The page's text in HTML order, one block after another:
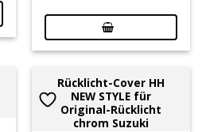
Rücklicht-Cover HH
NEW STYLE für
Original-Rücklicht
chrom Suzuki